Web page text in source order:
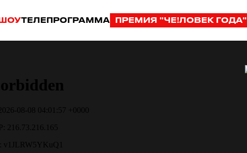
ТЕЛЕПРОГРАММА ПРЕМИЯ "ЧЕ!ЛОВЕК ГОДА"